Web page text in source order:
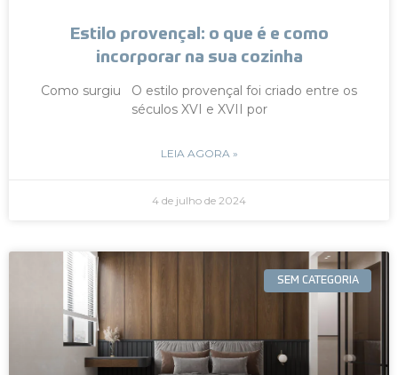
Estilo provençal: o que é e como
incorporar na sua cozinha
Como surgiu O estilo provençal foi criado entre os
séculos XVI e XVII por
LEIA AGORA »
4 de julho de 2024
SEM CATEGORIA